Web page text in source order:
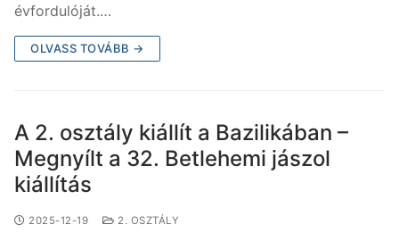
évfordulóját.…
OLVASS TOVÁBB →
A 2. osztály kiállít a Bazilikában –
Megnyílt a 32. Betlehemi jászol
kiállítás
2025-12-19 2. OSZTÁLY